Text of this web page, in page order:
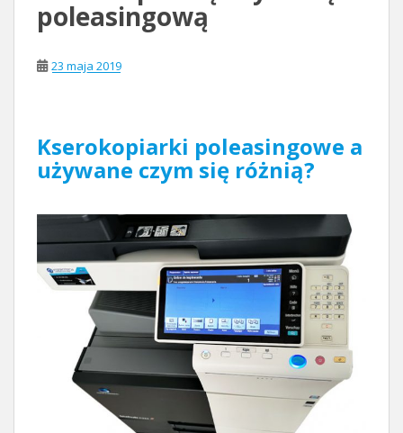
poleasingową
23 maja 2019
Kserokopiarki poleasingowe a
używane czym się różnią?